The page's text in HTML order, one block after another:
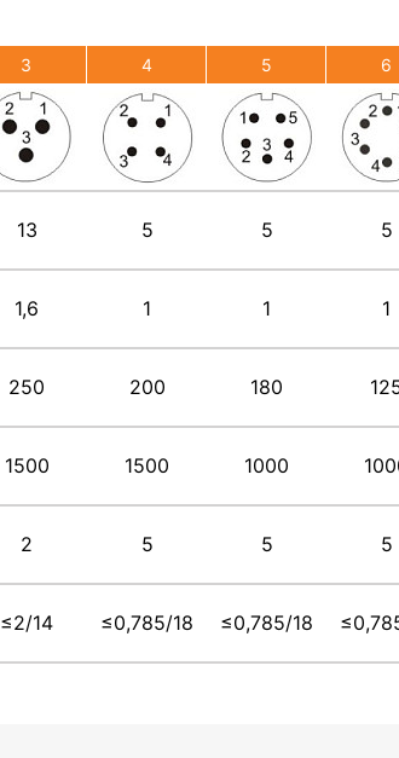
3
13
1,6
250
1500
2
≤2/14
4
5
1
200
1500
5
≤0,785/18
5
5
1
180
1000
5
≤0,785/18
6
5
1
5